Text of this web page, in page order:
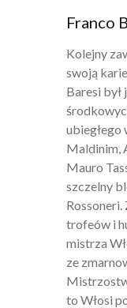
Franco
Kolejny
swoją
Baresi był
ubiegłego
Maldinim,
Mauro
szczelny
trofeów i
mistrza
ze
to Włosi